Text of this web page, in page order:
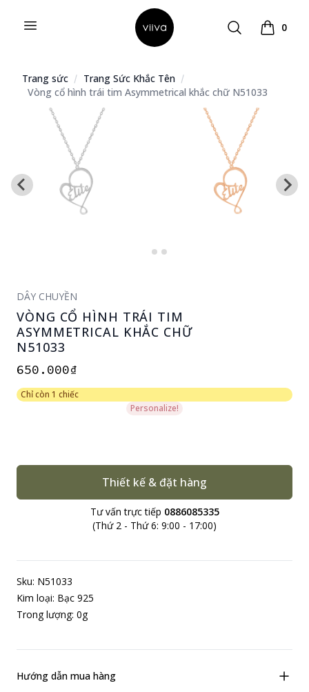
Open menu
Hello Viiva
Search 0
Xem giỏ
Trang sức
Trang Sức Khắc Tên
Vòng cổ hình trái tim Asymmetrical khắc chữ N51033
DÂY CHUYỀN
VÒNG CỔ HÌNH TRÁI TIM
ASYMMETRICAL KHẮC CHỮ
N51033
650.000₫
Chỉ còn 1 chiếc
Personalize!
Thiết kế & đặt hàng
Tư vấn trực tiếp 0886085335
(Thứ 2 - Thứ 6: 9:00 - 17:00)
Sku: N51033
Kim loại: Bạc 925
Trong lượng: 0g
Hướng dẫn mua hàng